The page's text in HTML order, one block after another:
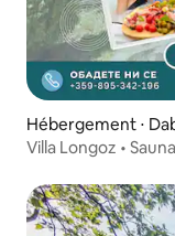
Hébergement ⋅
Villa Longoz •